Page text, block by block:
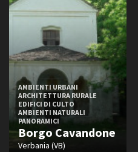
AMBIENTI URBANI
ARCHITETTURA RURALE
EDIFICI DI CULTO
AMBIENTI NATURALI
PANORAMICI
Borgo Cavandone
Verbania (VB)